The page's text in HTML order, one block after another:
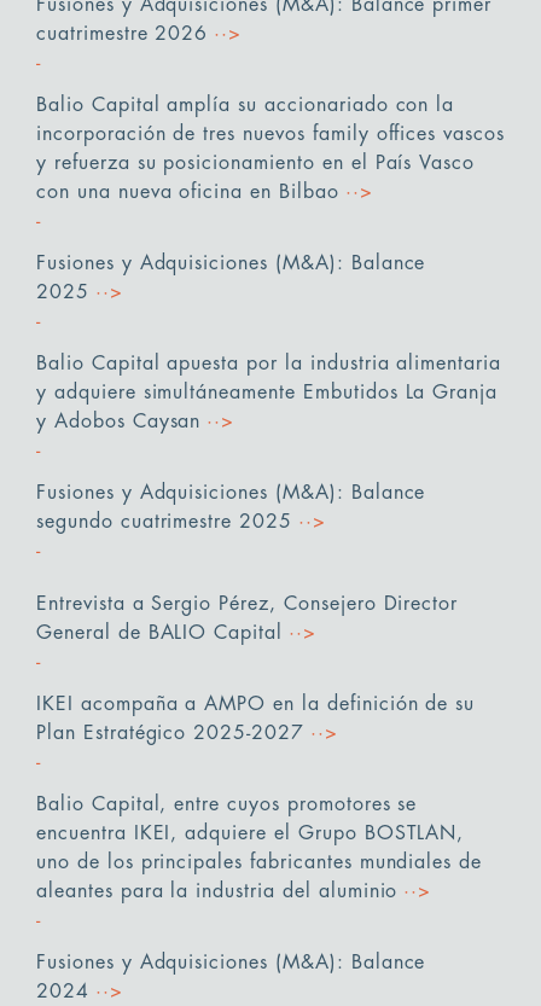
Fusiones y Adquisiciones (M&A): Balance primer
cuatrimestre 2026 ··>
Balio Capital amplía su accionariado con la
incorporación de tres nuevos family offices vascos
y refuerza su posicionamiento en el País Vasco
con una nueva oficina en Bilbao ··>
Fusiones y Adquisiciones (M&A): Balance
2025 ··>
Balio Capital apuesta por la industria alimentaria
y adquiere simultáneamente Embutidos La Granja
y Adobos Caysan ··>
Fusiones y Adquisiciones (M&A): Balance
segundo cuatrimestre 2025 ··>
Entrevista a Sergio Pérez, Consejero Director
General de BALIO Capital
··>
IKEI acompaña a AMPO en la definición de su
Plan Estratégico 2025-2027 ··>
Balio Capital, entre cuyos promotores se
encuentra IKEI, adquiere el Grupo BOSTLAN,
uno de los principales fabricantes mundiales de
aleantes para la industria del aluminio ··>
Fusiones y Adquisiciones (M&A): Balance
2024 ··>